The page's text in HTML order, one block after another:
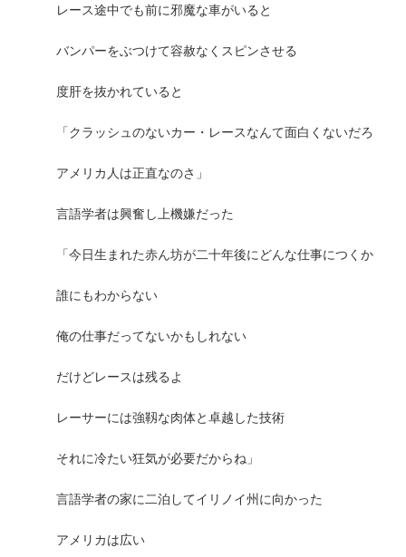
レース途中でも前に邪魔な車がいると
バンパーをぶつけて容赦なくスピンさせる
度肝を抜かれていると
「クラッシュのないカー・レースなんて面白くないだろ
アメリカ人は正直なのさ」
言語学者は興奮し上機嫌だった
「今日生まれた赤ん坊が二十年後にどんな仕事につくか
誰にもわからない
俺の仕事だってないかもしれない
だけどレースは残るよ
レーサーには強靱な肉体と卓越した技術
それに冷たい狂気が必要だからね」
言語学者の家に二泊してイリノイ州に向かった
アメリカは広い